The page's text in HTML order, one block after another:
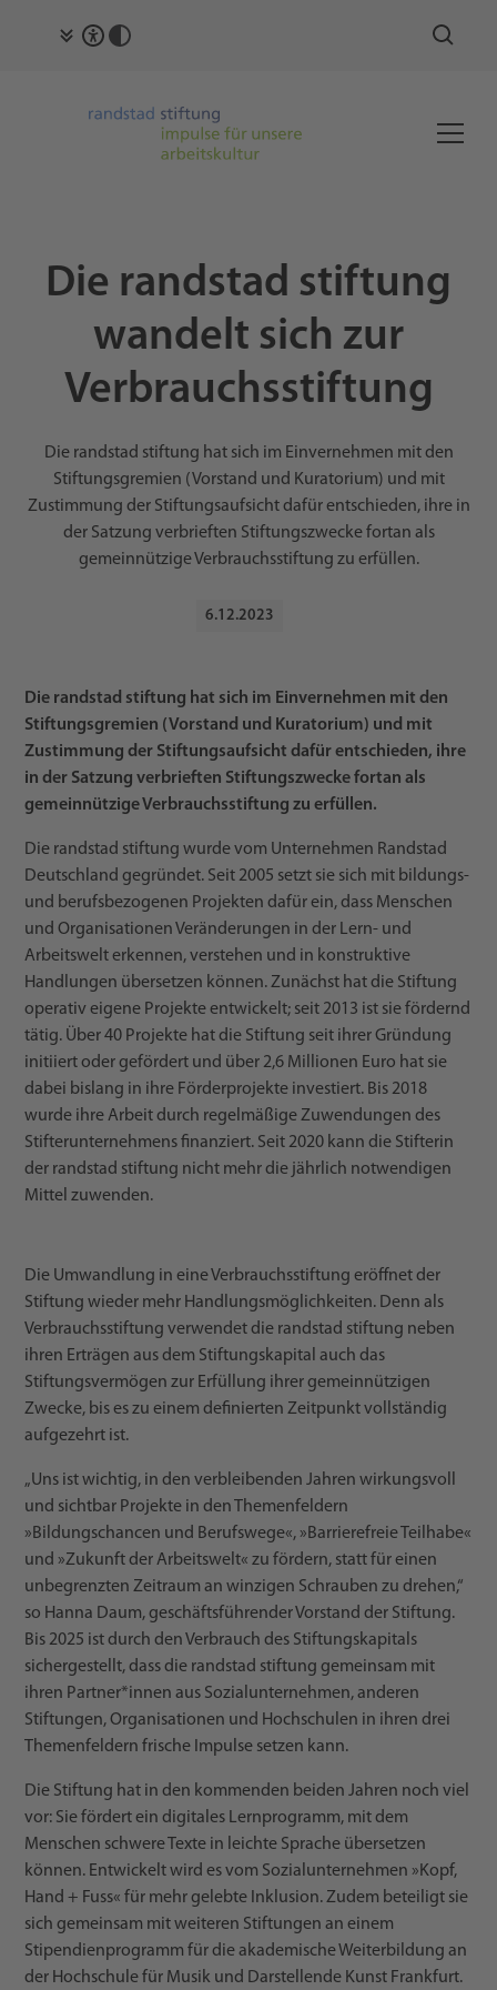
Die randstad stiftung
wandelt sich zur
Verbrauchsstiftung
Die randstad stiftung hat sich im Einvernehmen mit den
Stiftungsgremien (Vorstand und Kuratorium) und mit
Zustimmung der Stiftungsaufsicht dafür entschieden, ihre in
der Satzung verbrieften Stiftungszwecke fortan als
gemeinnützige Verbrauchsstiftung zu erfüllen.
6.12.2023
Die randstad stiftung hat sich im Einvernehmen mit den
Stiftungsgremien (Vorstand und Kuratorium) und mit
Zustimmung der Stiftungsaufsicht dafür entschieden, ihre
in der Satzung verbrieften Stiftungszwecke fortan als
gemeinnützige Verbrauchsstiftung zu erfüllen.
Die randstad stiftung wurde vom Unternehmen Randstad
Deutschland gegründet. Seit 2005 setzt sie sich mit bildungs-
und berufsbezogenen Projekten dafür ein, dass Menschen
und Organisationen Veränderungen in der Lern- und
Arbeitswelt erkennen, verstehen und in konstruktive
Handlungen übersetzen können. Zunächst hat die Stiftung
operativ eigene Projekte entwickelt; seit 2013 ist sie fördernd
tätig. Über 40 Projekte hat die Stiftung seit ihrer Gründung
initiiert oder gefördert und über 2,6 Millionen Euro hat sie
dabei bislang in ihre Förderprojekte investiert. Bis 2018
wurde ihre Arbeit durch regelmäßige Zuwendungen des
Stifterunternehmens finanziert. Seit 2020 kann die Stifterin
der randstad stiftung nicht mehr die jährlich notwendigen
Mittel zuwenden.
Die Umwandlung in eine Verbrauchsstiftung eröffnet der
Stiftung wieder mehr Handlungsmöglichkeiten. Denn als
Verbrauchsstiftung verwendet die randstad stiftung neben
ihren Erträgen aus dem Stiftungskapital auch das
Stiftungsvermögen zur Erfüllung ihrer gemeinnützigen
Zwecke, bis es zu einem definierten Zeitpunkt vollständig
aufgezehrt ist.
„Uns ist wichtig, in den verbleibenden Jahren wirkungsvoll
und sichtbar Projekte in den Themenfeldern
»Bildungschancen und Berufswege«, »Barrierefreie Teilhabe«
und »Zukunft der Arbeitswelt« zu fördern, statt für einen
unbegrenzten Zeitraum an winzigen Schrauben zu drehen,“
so Hanna Daum, geschäftsführender Vorstand der Stiftung.
Bis 2025 ist durch den Verbrauch des Stiftungskapitals
sichergestellt, dass die randstad stiftung gemeinsam mit
ihren Partner*innen aus Sozialunternehmen, anderen
Stiftungen, Organisationen und Hochschulen in ihren drei
Themenfeldern frische Impulse setzen kann.
Die Stiftung hat in den kommenden beiden Jahren noch viel
vor: Sie fördert ein digitales Lernprogramm, mit dem
Menschen schwere Texte in leichte Sprache übersetzen
können. Entwickelt wird es vom Sozialunternehmen »Kopf,
Hand + Fuss« für mehr gelebte Inklusion. Zudem beteiligt sie
sich gemeinsam mit weiteren Stiftungen an einem
Stipendienprogramm für die akademische Weiterbildung an
der Hochschule für Musik und Darstellende Kunst Frankfurt.